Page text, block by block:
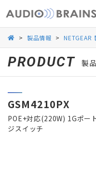
導入事例
> 製品情報 > NETGEAR
PRODUCT 製
GSM4210PX
POE+対応(220W) 1Gポ
ジスイッチ